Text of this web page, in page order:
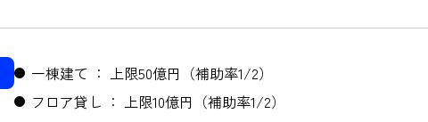
一棟建て ： 上限50億円（補助率1/2）
フロア貸し ： 上限10億円（補助率1/2）